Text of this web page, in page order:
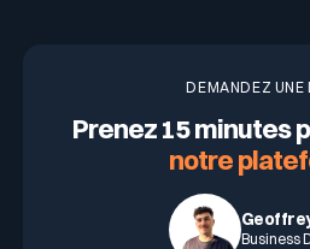
DEMANDEZ UNE
Prenez 15 minutes
notre
Business